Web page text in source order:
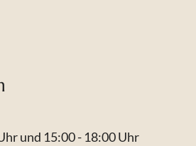
und 15:00 - 18:00 Uhr